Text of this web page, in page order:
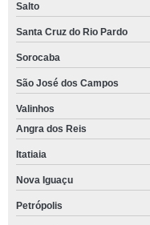
Salto
Santa Cruz do Rio Pardo
Sorocaba
São José dos Campos
Valinhos
Angra dos Reis
Itatiaia
Nova Iguaçu
Petrópolis